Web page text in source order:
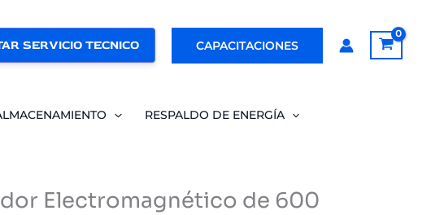
SERVICIO TECNICO CAPACITACIONES
RESPALDO DE ENERGÍA
Electromagnético de 600